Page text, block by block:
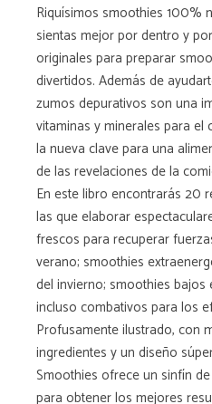
Riquísimos smoothies 100%
sientas mejor por dentro y
originales para preparar
divertidos. Además de
zumos depurativos son una
vitaminas y minerales para
la nueva clave para una
de las revelaciones de la
En este libro encontrarás 20
las que elaborar
frescos para recuperar
verano; smoothies
del invierno; smoothies bajos
incluso combativos para los
Profusamente ilustrado, con
ingredientes y un diseño
Smoothies ofrece un sinfín
para obtener los mejores